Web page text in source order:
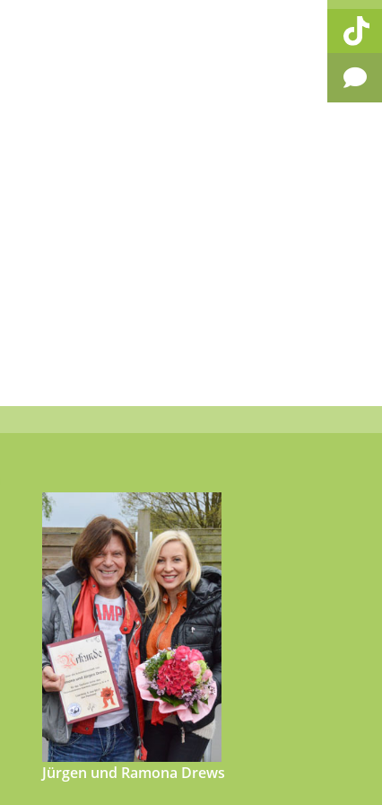
Jürgen und Ramona Drews